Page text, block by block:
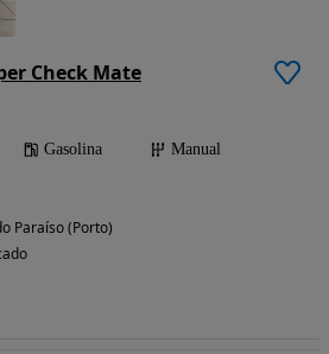
Check Mate
Gasolina
Manual
Paraíso (Porto)